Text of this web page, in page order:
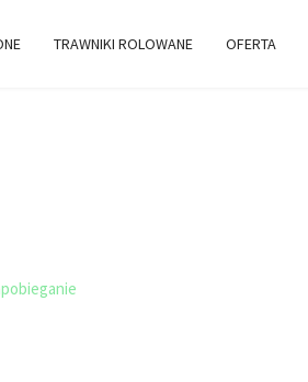
TRAWNIKI ROLOWANE OFERTA